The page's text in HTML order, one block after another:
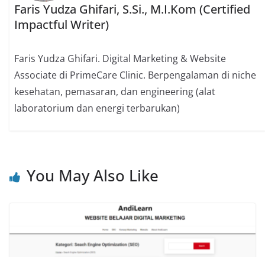
Faris Yudza Ghifari, S.Si., M.I.Kom (Certified
Impactful Writer)
Faris Yudza Ghifari. Digital Marketing & Website
Associate di PrimeCare Clinic. Berpengalaman di niche
kesehatan, pemasaran, dan engineering (alat
laboratorium dan energi terbarukan)
You May Also Like